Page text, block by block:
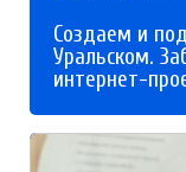
Создаем и
Уральском.
интернет-